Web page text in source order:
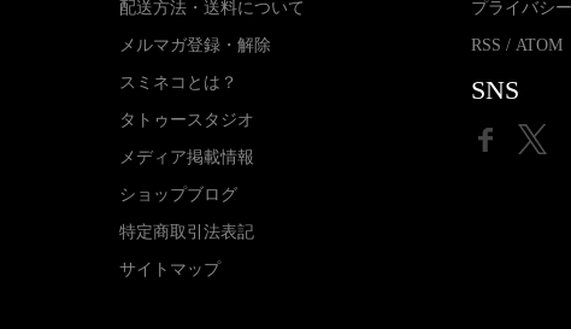
配送方法・送料について
メルマガ登録・解除
スミネコとは？
タトゥースタジオ
メディア掲載情報
ショップブログ
特定商取引法表記
サイトマップ
プライバシ
RSS /ATOM
SNS